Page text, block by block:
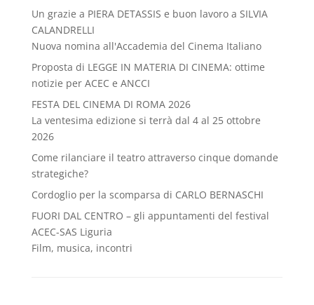
Un grazie a PIERA DETASSIS e buon lavoro a SILVIA
CALANDRELLI
Nuova nomina all'Accademia del Cinema Italiano
Proposta di LEGGE IN MATERIA DI CINEMA: ottime
notizie per ACEC e ANCCI
FESTA DEL CINEMA DI ROMA 2026
La ventesima edizione si terrà dal 4 al 25 ottobre
2026
Come rilanciare il teatro attraverso cinque domande
strategiche?
Cordoglio per la scomparsa di CARLO BERNASCHI
FUORI DAL CENTRO – gli appuntamenti del festival
ACEC-SAS Liguria
Film, musica, incontri